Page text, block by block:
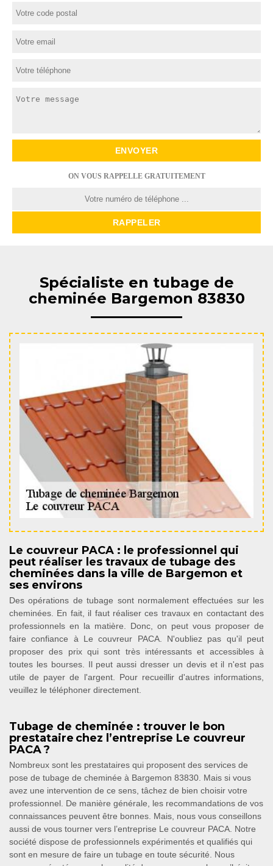
ON VOUS RAPPELLE GRATUITEMENT
Spécialiste en tubage de
cheminée Bargemon 83830
Le couvreur PACA : le professionnel qui
peut réaliser les travaux de tubage des
cheminées dans la ville de Bargemon et
ses environs
Des opérations de tubage sont normalement effectuées sur les
cheminées. En fait, il faut réaliser ces travaux en contactant des
professionnels en la matière. Donc, on peut vous proposer de
faire confiance à Le couvreur PACA. N'oubliez pas qu'il peut
proposer des prix qui sont très intéressants et accessibles à
toutes les bourses. Il peut aussi dresser un devis et il n'est pas
utile de payer de l'argent. Pour recueillir d'autres informations,
veuillez le téléphoner directement.
Tubage de cheminée : trouver le bon
prestataire chez l’entreprise Le couvreur
PACA ?
Nombreux sont les prestataires qui proposent des services de
pose de tubage de cheminée à Bargemon 83830. Mais si vous
avez une intervention de ce sens, tâchez de bien choisir votre
professionnel. De manière générale, les recommandations de vos
connaissances peuvent être bonnes. Mais, nous vous conseillons
aussi de vous tourner vers l’entreprise Le couvreur PACA. Notre
société dispose de professionnels expérimentés et qualifiés qui
sont en mesure de faire un tubage en toute sécurité. Nous